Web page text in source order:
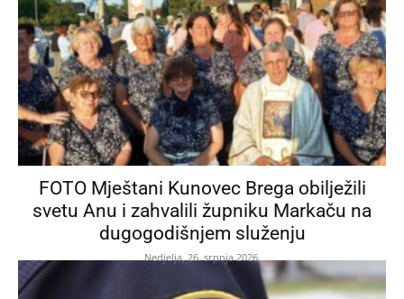
FOTO Mještani Kunovec Brega obilježili
svetu Anu i zahvalili župniku Markaču na
dugogodišnjem služenju
Nedjelja, 26. srpnja 2026.